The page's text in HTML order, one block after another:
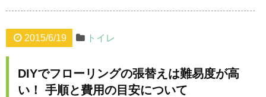
2015/6/19 トイレ
DIYでフローリングの張替えは難易度が高
い！ 手順と費用の目安について